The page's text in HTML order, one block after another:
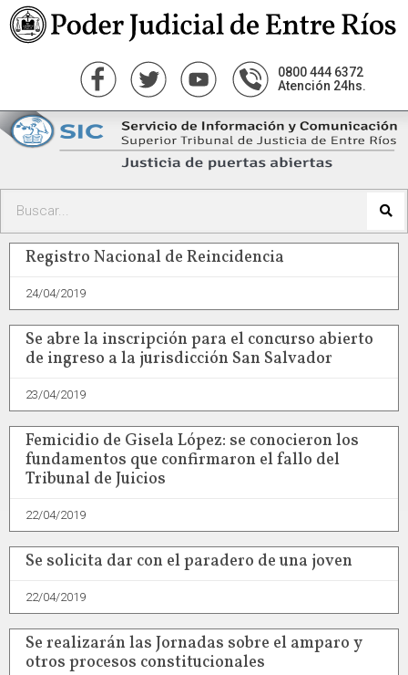
0800 444 6372
Atención 24hs.
Registro Nacional de Reincidencia
24/04/2019
Se abre la inscripción para el concurso abierto
de ingreso a la jurisdicción San Salvador
23/04/2019
Femicidio de Gisela López: se conocieron los
fundamentos que confirmaron el fallo del
Tribunal de Juicios
22/04/2019
Se solicita dar con el paradero de una joven
22/04/2019
Se realizarán las Jornadas sobre el amparo y
otros procesos constitucionales